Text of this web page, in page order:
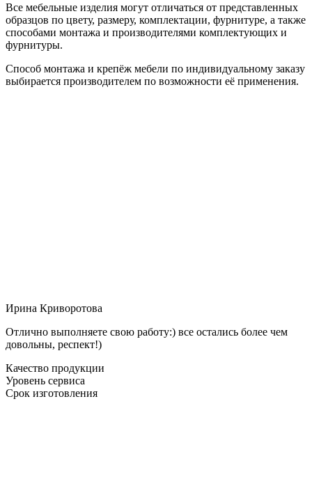
Все мебельные изделия могут отличаться от представленных
образцов по цвету, размеру, комплектации, фурнитуре, а также
способами монтажа и производителями комплектующих и
фурнитуры.
Способ монтажа и крепёж мебели по индивидуальному заказу
выбирается производителем по возможности её применения.
Ирина Криворотова
Отлично выполняете свою работу:) все остались более чем
довольны, респект!)
Качество продукции
Уровень сервиса
Срок изготовления